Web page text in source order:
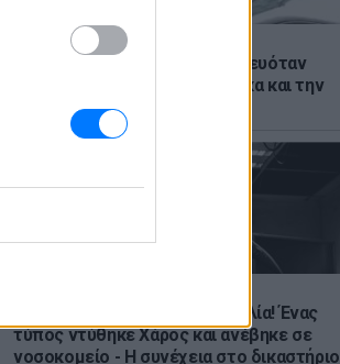
ΕΙΔΗΣΕΙΣ
Kοράκι στην Αγγλία δεν αστειευόταν
καθόλου: Επιτέθηκε σε γυναίκα και την
έριξε κάτω - Δες τι έγινε!
Απίστευτο σκηνικό στην Ουαλία! Ένας
τύπος ντύθηκε Χάρος και ανέβηκε σε
νοσοκομείο - H συνέχεια στο δικαστήριο